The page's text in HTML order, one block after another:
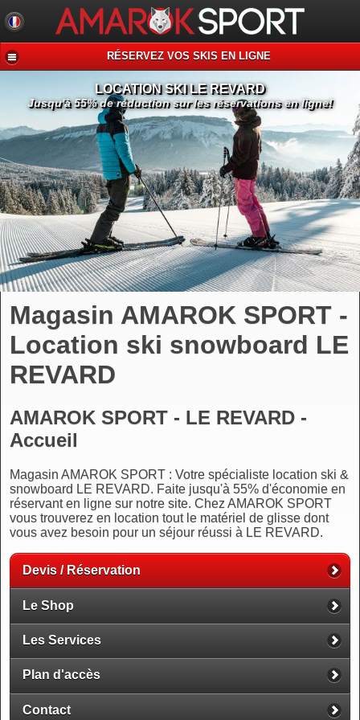
RÉSERVEZ VOS SKIS EN LIGNE
LOCATION SKI LE REVARD
Jusqu'à 55% de réduction sur les réservations en ligne!
Magasin AMAROK SPORT -
Location ski snowboard LE
REVARD
AMAROK SPORT - LE REVARD -
Accueil
Magasin AMAROK SPORT : Votre spécialiste location ski &
snowboard LE REVARD. Faite jusqu'à 55% d'économie en
réservant en ligne sur notre site. Chez AMAROK SPORT
vous trouverez en location tout le matériel de glisse dont
vous avez besoin pour un séjour réussi à LE REVARD.
Devis / Réservation
Le Shop
Les Services
Plan d'accès
Contact